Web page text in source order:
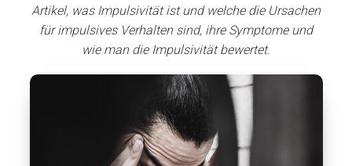
Artikel, was Impulsivität ist und welche die Ursachen
für impulsives Verhalten sind, ihre Symptome und
wie man die Impulsivität bewertet.